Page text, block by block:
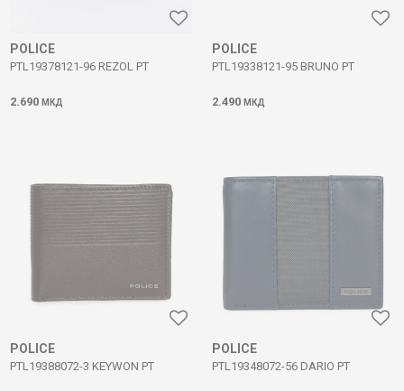
POLICE
PTL19378121-96 REZOL PT
2.690 МКД
POLICE
PTL19338121-95 BRUNO PT
2.490 МКД
POLICE
PTL19388072-3 KEYWON PT
POLICE
PTL19348072-56 DARIO PT